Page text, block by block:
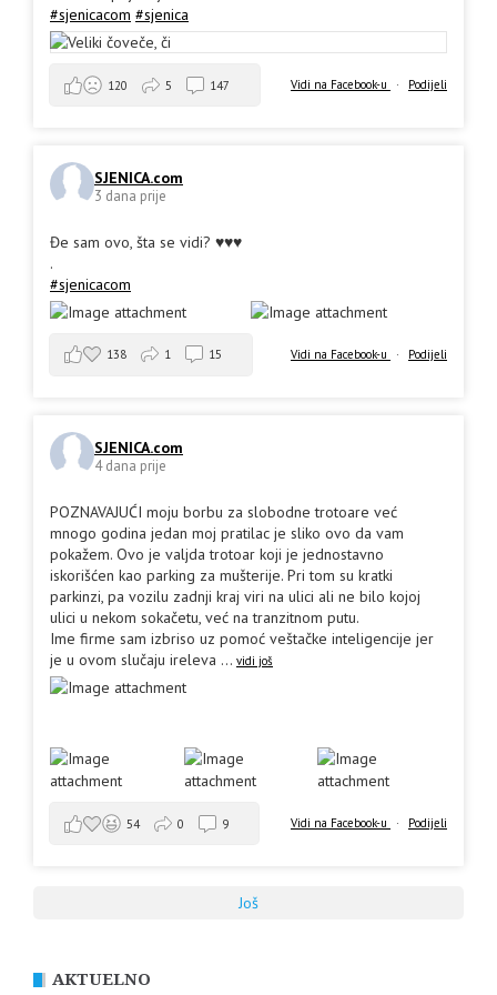
#sjenicacom #sjenica
Vidi na Facebook-u · Podijeli
120 5 147
SJENICA.com
3 dana prije
Đe sam ovo, šta se vidi? ♥️♥️♥️
.
#sjenicacom
Vidi na Facebook-u · Podijeli
138 1 15
SJENICA.com
4 dana prije
POZNAVAJUĆI moju borbu za slobodne trotoare već
mnogo godina jedan moj pratilac je sliko ovo da vam
pokažem. Ovo je valjda trotoar koji je jednostavno
iskorišćen kao parking za mušterije. Pri tom su kratki
parkinzi, pa vozilu zadnji kraj viri na ulici ali ne bilo kojoj
ulici u nekom sokačetu, već na tranzitnom putu.
Ime firme sam izbriso uz pomoć veštačke inteligencije jer
je u ovom slučaju ireleva ... vidi još
Vidi na Facebook-u · Podijeli
54 0 9
Još
AKTUELNO